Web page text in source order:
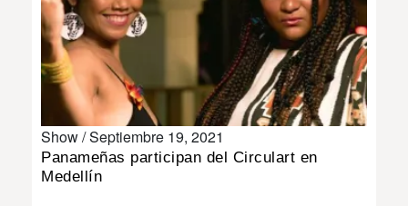
POLÍTICA
SHOW
DEPORTES
Show /Septiembre 19, 2021
Panameñas participan del Circulart en
Medellín